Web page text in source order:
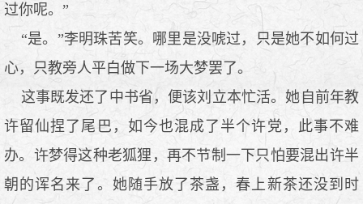
过你呢。”
“是。”李明珠苦笑。哪里是没唬过，只是她不如何过
心，只教旁人平白做下一场大梦罢了。
这事既发还了中书省，便该刘立本忙活。她自前年教
许留仙捏了尾巴，如今也混成了半个许党，此事不难
办。许梦得这种老狐狸，再不节制一下只怕要混出许半
朝的诨名来了。她随手放了茶盏，春上新茶还没到时